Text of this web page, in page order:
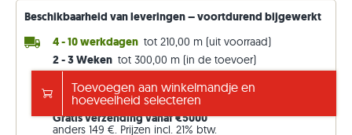
Beschikbaarheid van leveringen – voortdurend bijgewerkt
4 - 10 werkdagen tot 210,00 m (uit voorraad)
2 - 3 Weken tot 300,00 m (in de toevoer)
10 - 11 Weken willekeurige m (af fabriek)
Gratis verzending vanaf €5000
anders 149 €. Prijzen incl. 21% btw.
Toevoegen aan winkelmandje en
hoeveelheid selecteren